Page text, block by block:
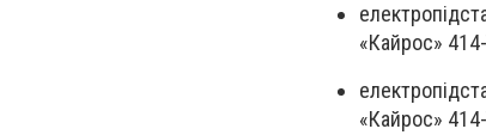
«Кайрос»
«Кайрос»